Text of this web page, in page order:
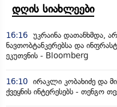
დღის სიახლეები
16:16 უკრაინა დათანხმდა,
ნავთობტანკერებსა და
ეკუთვნის - Bloomberg
16:10 ირაკლი კობახიძე და
ქვეყნის ინტერესებს - თენგო